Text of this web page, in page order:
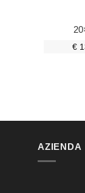
€
AZIENDA